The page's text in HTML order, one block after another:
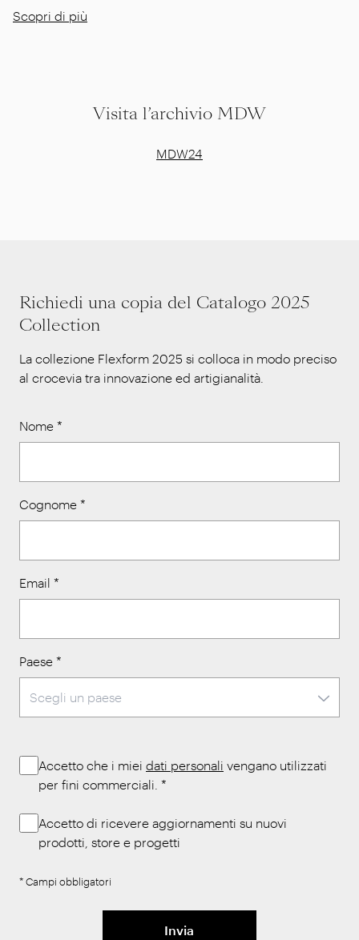
Scopri di più
Visita l’archivio MDW
MDW24
Richiedi una copia del Catalogo 2025
Collection
La collezione Flexform 2025 si colloca in modo preciso
al crocevia tra innovazione ed artigianalità.
Nome *
Cognome *
Email *
Paese *
Accetto che i miei dati personali vengano utilizzati
per fini commerciali. *
Accetto di ricevere aggiornamenti su nuovi
prodotti, store e progetti
* Campi obbligatori
Invia